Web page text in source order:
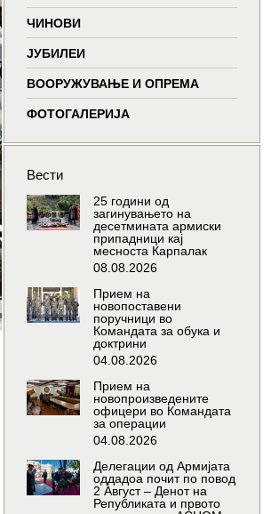
windowwindowwindowwindow
ЧИНОВИ
ЈУБИЛЕИ
ВООРУЖУВАЊЕ И ОПРЕМА
ФОТОГАЛЕРИЈА
Вести
25 години од
загинувањето на
десетмината армиски
припадници кај
месноста Карпалак
08.08.2026
Прием на
новопоставени
поручници во
Командата за обука и
доктрини
04.08.2026
Прием на
новопроизведените
офицери во Командата
за операции
04.08.2026
Делегации од Армијата
оддадоа почит по повод
2 Август – Денот на
Републиката и првото